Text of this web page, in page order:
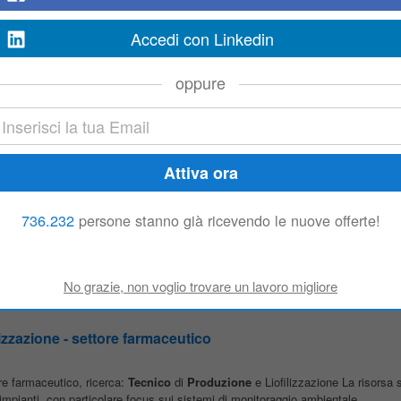
junior
Design forProduction• Interfaccia conproduzionee ufficiotecnicoper
il team engineering nella gestione delle attività tecniche di commessa Chi
della tracciabilità dei materiali e dei giunti saldati. • Collaborare alla
tecnica di commessa. • Interfacciarsi con Ufficio
- settore farmaceutico
farmaceutico, ricerca: Tecnicodi Produzionee Liofilizzazione La risorsa
Accedi con Linkedin
oppure
736.232persone stanno già ricevendo le nuove offerte!